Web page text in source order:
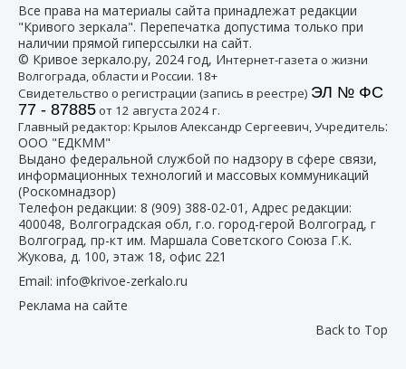
Все права на материалы сайта принадлежат редакции
"Кривого зеркала". Перепечатка допустима только при
наличии прямой гиперссылки на сайт.
© Кривое зеркало.ру, 2024 год, Интернет-газета о жизни
Волгограда, области и России. 18+
Свидетельство о регистрации (запись в реестре) ЭЛ № ФС
77 - 87885от 12 августа 2024 г.
Главный редактор: Крылов Александр Сергеевич, Учредитель:
ООО "ЕДКММ"
Выдано федеральной службой по надзору в сфере связи,
информационных технологий и массовых коммуникаций
(Роскомнадзор)
Телефон редакции: 8 (909) 388-02-01 , Адрес редакции:
400048, Волгоградская обл, г.о. город-герой Волгоград, г
Волгоград, пр-кт им. Маршала Советского Союза Г.К.
Жукова, д. 100, этаж 18, офис 221
Email: info@krivoe-zerkalo.ru
Реклама на сайте
Back to Top